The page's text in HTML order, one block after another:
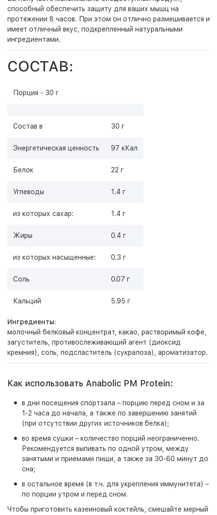
способный обеспечить защиту для ваших мышц на
протяжении 8 часов. При этом он отлично размешивается и
имеет отличный вкус, подкрепленный натуральными
ингредиентами.
СОСТАВ:
Порция - 30 г
Состав в 30 г
Энергетическая ценность 97 кКал
Белок 22 г
Углеводы 1.4 г
из которых сахар: 1.4 г
Жиры 0.4 г
из которых насыщенные: 0.3 г
Соль 0.07 г
Кальций 5.95 г
Ингредиенты:
молочный белковый концентрат, какао, растворимый кофе,
загуститель, противослеживающий агент (диоксид
кремния), соль, подсластитель (сукралоза), ароматизатор.
Как использовать Anabolic PM Protein:
в дни посещения спортзала – порцию перед сном и за
1-2 часа до начала, а также по завершению занятий
(при отсутствии других источников белка);
во время сушки – количество порций неограниченно.
Рекомендуется выпивать по одной утром, между
занятыми и приемами пищи, а также за 30-60 минут до
сна;
в остальное время (в т.ч. для укрепления иммунитета) –
по порции утром и перед сном.
Чтобы приготовить казеиновый коктейль, смешайте мерный